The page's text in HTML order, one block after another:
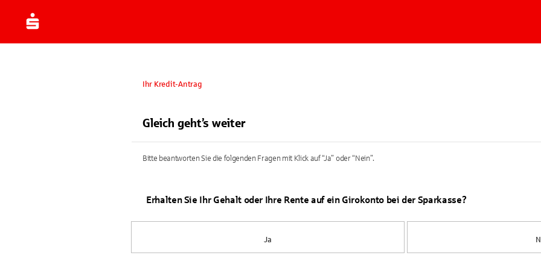
Ihr Kredit-Antrag
Gleich geht’s weiter
Bitte beantworten Sie die folgenden Fragen mit Klick auf “Ja” oder “Nein”.
Erhalten Sie Ihr Gehalt oder Ihre Rente auf ein Girokonto bei der Sparkasse?
Ja